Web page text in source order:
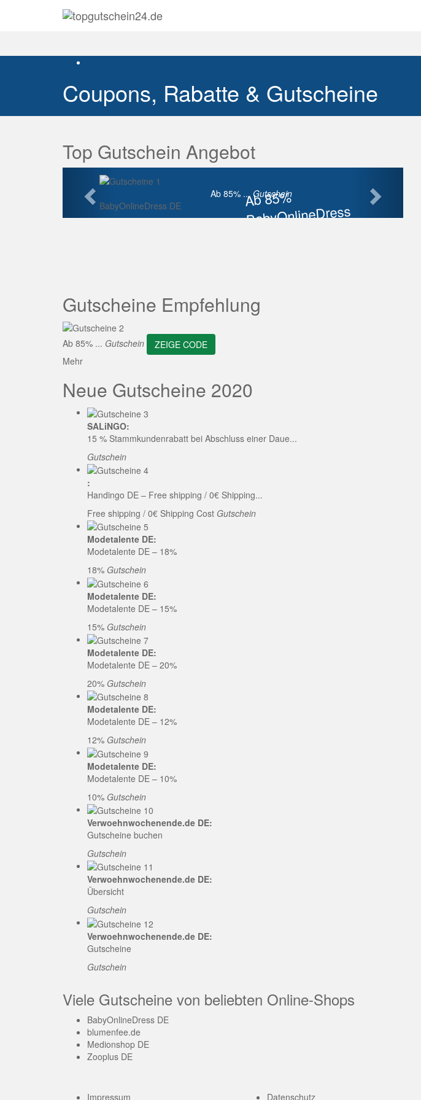
Coupons, Rabatte & Gutscheine
Top Gutschein Angebot
Ab 85%
BabyOnlineDress
Ab 85% ... Gutschein
BabyOnlineDress DE
Vorherige
Gutscheine Empfehlung
Ab 85% ... Gutschein
ZEIGE CODE
Mehr
Neue Gutscheine 2020
SALiNGO:
15 % Stammkundenrabatt bei Abschluss einer Daue...
Gutschein
:
Handingo DE – Free shipping / 0€ Shipping...
Free shipping / 0€ Shipping Cost Gutschein
Modetalente DE:
Modetalente DE – 18%
18% Gutschein
Modetalente DE:
Modetalente DE – 15%
15% Gutschein
Modetalente DE:
Modetalente DE – 20%
20% Gutschein
Modetalente DE:
Modetalente DE – 12%
12% Gutschein
Modetalente DE:
Modetalente DE – 10%
10% Gutschein
Verwoehnwochenende.de DE:
Gutscheine buchen
Gutschein
Verwoehnwochenende.de DE:
Übersicht
Gutschein
Verwoehnwochenende.de DE:
Gutscheine
Gutschein
Viele Gutscheine von beliebten Online-Shops
BabyOnlineDress DE
blumenfee.de
Medionshop DE
Zooplus DE
Impressum
Datenschutz